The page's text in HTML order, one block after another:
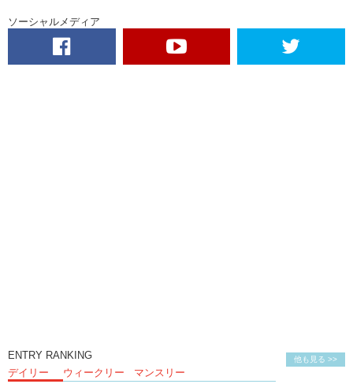
ソーシャルメディア
他も見る >>
ENTRY RANKING
デイリー
ウィークリー マンスリー